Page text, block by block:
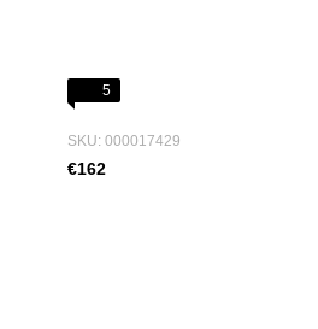
5
SKU: 000017429
€162